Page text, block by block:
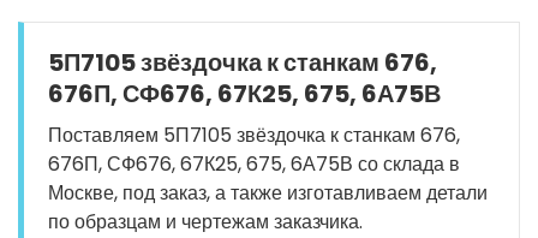
5П7105 звёздочка к станкам 676,
676П, СФ676, 67К25, 675, 6А75В
Поставляем 5П7105 звёздочка к станкам 676,
676П, СФ676, 67К25, 675, 6А75В со склада в
Москве, под заказ, а также изготавливаем детали
по образцам и чертежам заказчика.